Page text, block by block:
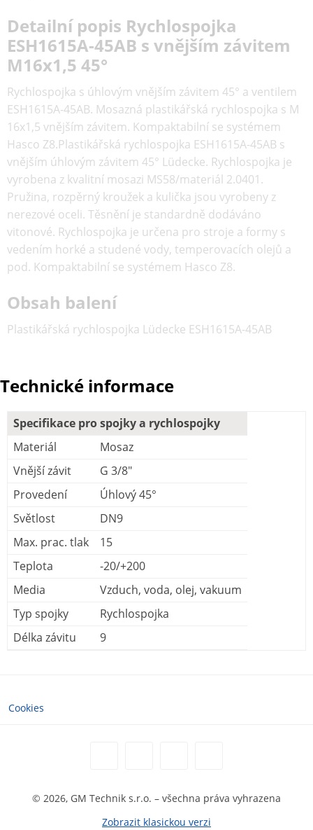
Detailní popis Rychlospojka
ESH1615A-45AB s vnějším závitem
M16x1,5 45°
Rychlospojka s úhlovým vnějším závitem 45° a ventilem
ESH1615A-45AB. Mosazná plastikářská rychlospojka s M
16x1,5 vnějším závitem. Kompaktabilní se systémem
Hasco Z8.Plastikářská rychlospojka ESH1615A-45AB s
vnějším úhlovým závitem 45° Lüdecke. Rychlospojka je
vyrobena z kvalitní mosazi MS58/materiál 2.0401.
Pružina, rozpěrný kroužek a kulička jsou vyrobeny z
nerezové oceli. Těsnění je standardně dodáváno
vitonové. Rychlospojka je určena pro stroje a formy s
vedením horké a studené vody, temperovacích olejů a
pod. Kompaktabilní se systémem Hasco Z8.
Obsah balení
Plastikářská rychlospojka Lüdecke ESH1615A-45AB
Technické informace
Specifikace pro spojky a rychlospojky
Materiál
Mosaz
Vnější závit
G 3/8"
Provedení
Úhlový 45°
Světlost
DN9
Max. prac. tlak
15
Teplota
-20/+200
Media
Vzduch, voda, olej, vakuum
Typ spojky
Rychlospojka
Délka závitu
9
Cookies
© 2026, GM Technik s.r.o. – všechna práva vyhrazena
Zobrazit klasickou verzi